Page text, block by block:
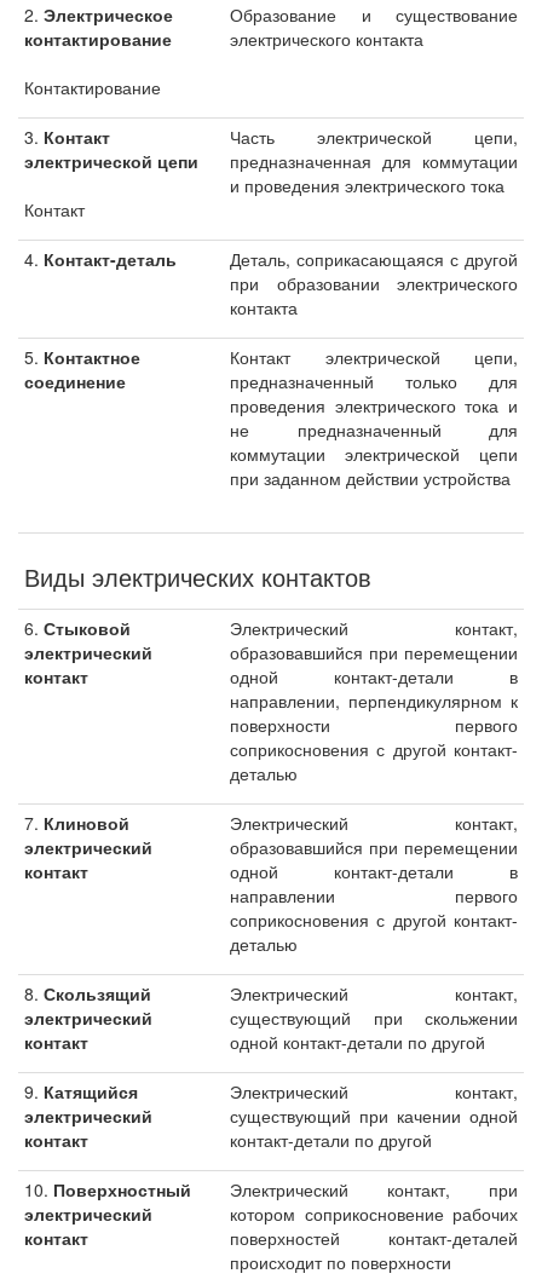
2. Электрическое
контактирование
Контактирование
Образование и существование
электрического контакта
3. Контакт
электрической цепи
Контакт
Часть электрической цепи,
предназначенная для коммутации
и проведения электрического тока
4. Контакт-деталь
Деталь, соприкасающаяся с другой
при образовании электрического
контакта
5. Контактное
соединение
Контакт электрической цепи,
предназначенный только для
проведения электрического тока и
не предназначенный для
коммутации электрической цепи
при заданном действии устройства
Виды электрических контактов
6. Стыковой
электрический
контакт
Электрический контакт,
образовавшийся при перемещении
одной контакт-детали в
направлении, перпендикулярном к
поверхности первого
соприкосновения с другой контакт-
деталью
7. Клиновой
электрический
контакт
Электрический контакт,
образовавшийся при перемещении
одной контакт-детали в
направлении первого
соприкосновения с другой контакт-
деталью
8. Скользящий
электрический
контакт
Электрический контакт,
существующий при скольжении
одной контакт-детали по другой
9. Катящийся
электрический
контакт
Электрический контакт,
существующий при качении одной
контакт-детали по другой
10. Поверхностный
электрический
контакт
Электрический контакт, при
котором соприкосновение рабочих
поверхностей контакт-деталей
происходит по поверхности